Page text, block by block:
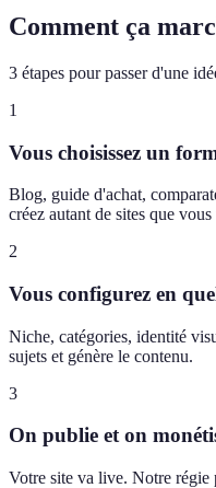
Comment ça
3 étapes pour passer d'une
1
Vous choisissez un
Blog, guide d'achat,
créez autant de sites que
2
Vous configurez en
Niche, catégories, identité
sujets et génère le contenu.
3
On publie et on
Votre site va live. Notre régie